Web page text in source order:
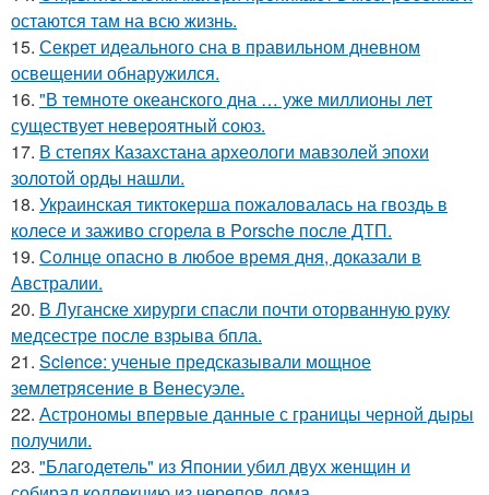
остаются там на всю жизнь.
15. Секрет идеального сна в правильном дневном
освещении обнаружился.
16. "В темноте океанского дна … уже миллионы лет
существует невероятный союз.
17. В степях Казахстана археологи мавзолей эпохи
золотой орды нашли.
18. Украинская тиктокерша пожаловалась на гвоздь в
колесе и заживо сгорела в Porsche после ДТП.
19. Солнце опасно в любое время дня, доказали в
Австралии.
20. В Луганске хирурги спасли почти оторванную руку
медсестре после взрыва бпла.
21. Science: ученые предсказывали мощное
землетрясение в Венесуэле.
22. Астрономы впервые данные с границы черной дыры
получили.
23. "Благодетель" из Японии убил двух женщин и